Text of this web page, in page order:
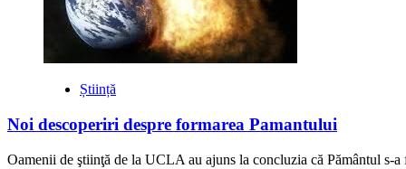
Știință
Noi descoperiri despre formarea Pamantului
Oamenii de ştiinţă de la UCLA au ajuns la concluzia că Pământul s-